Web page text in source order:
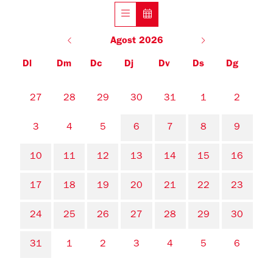
Agost 2026
Dl Dm Dc Dj Dv Ds Dg
No hi ha cap activitat aquest mes
27 28 29 30 31 1 2
3 4 5 6 7 8 9
10 11 12 13 14 15 16
17 18 19 20 21 22 23
24 25 26 27 28 29 30
31 1 2 3 4 5 6